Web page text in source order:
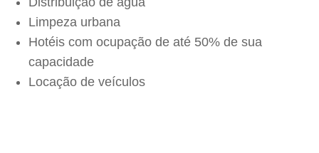
Limpeza urbana
Hotéis com ocupação de até 50% de sua
capacidade
Locação de veículos